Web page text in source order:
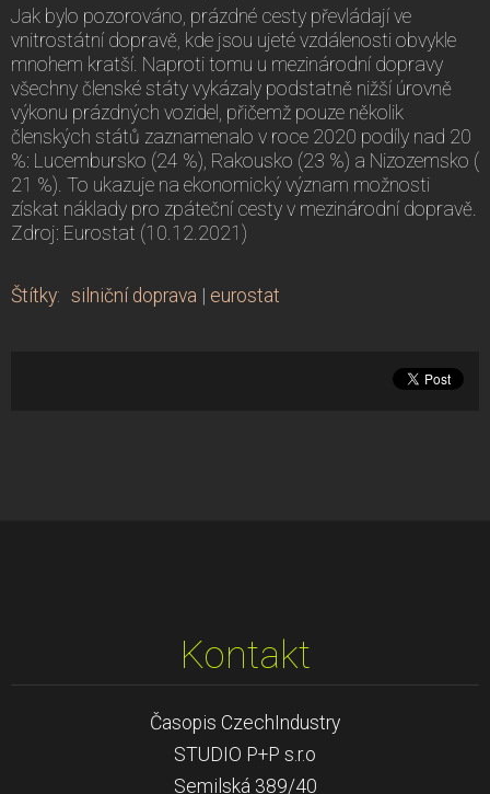
Jak bylo pozorováno, prázdné cesty převládají ve
vnitrostátní dopravě, kde jsou ujeté vzdálenosti obvykle
mnohem kratší. Naproti tomu u mezinárodní dopravy
všechny členské státy vykázaly podstatně nižší úrovně
výkonu prázdných vozidel, přičemž pouze několik
členských států zaznamenalo v roce 2020 podíly nad 20
%: Lucembursko (24 %), Rakousko (23 %) a Nizozemsko (
21 %). To ukazuje na ekonomický význam možnosti
získat náklady pro zpáteční cesty v mezinárodní dopravě.
Zdroj: Eurostat (10.12.2021)
Štítky: silniční doprava eurostat
Kontakt
Časopis CzechIndustry
STUDIO P+P s.r.o
Semilská 389/40